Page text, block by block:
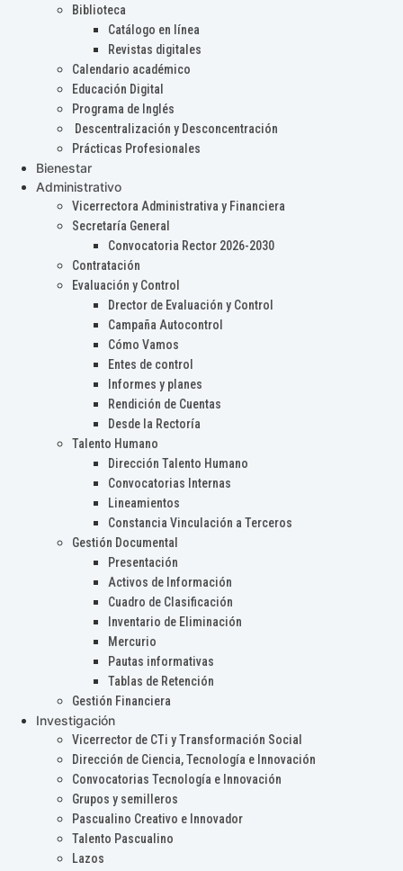
Biblioteca
Catálogo en línea
Revistas digitales
Calendario académico
Educación Digital
Programa de Inglés
Descentralización y Desconcentración
Prácticas Profesionales
Bienestar
Administrativo
Vicerrectora Administrativa y Financiera
Secretaría General
Convocatoria Rector 2026-2030
Contratación
Evaluación y Control
Drector de Evaluación y Control
Campaña Autocontrol
Cómo Vamos
Entes de control
Informes y planes
Rendición de Cuentas
Desde la Rectoría
Talento Humano
Dirección Talento Humano
Convocatorias Internas
Lineamientos
Constancia Vinculación a Terceros
Gestión Documental
Presentación
Activos de Información
Cuadro de Clasificación
Inventario de Eliminación
Mercurio
Pautas informativas
Tablas de Retención
Gestión Financiera
Investigación
Vicerrector de CTi y Transformación Social
Dirección de Ciencia, Tecnología e Innovación
Convocatorias Tecnología e Innovación
Grupos y semilleros
Pascualino Creativo e Innovador
Talento Pascualino
Lazos